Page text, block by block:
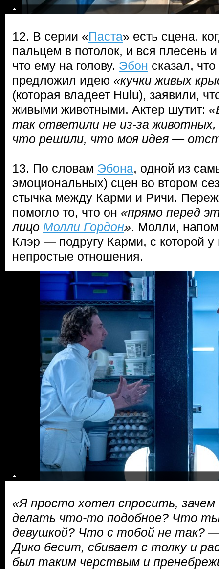
12. В серии «Паста» есть сцена,
пальцем в потолок, и вся плесень
что ему на голову. Эбон сказал,
предложил идею «кучки живых
(которая владеет Hulu), заявили,
живыми животными. Актер шутит:
так ответили не из-за
что решили, что моя идея —
13. По словам Эбона, одной из
эмоциональных) сцен во втором
стычка между Карми и Ричи.
помогло то, что он «прямо перед
лицо Молли Гордон». Молли,
Клэр — подругу Карми, с которой у
непростые отношения.
«Я просто хотел спросить,
делать что-то подобное? Что
девушкой? Что с тобой не так? —
Дико бесит, сбивает с толку и
был таким черствым и